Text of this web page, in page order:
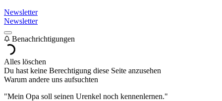
Newsletter
Newsletter
Benachrichtigungen
Alles löschen
Du hast keine Berechtigung diese Seite anzusehen
Warum andere uns aufsuchten
"Mein Opa soll seinen Urenkel noch kennenlernen."